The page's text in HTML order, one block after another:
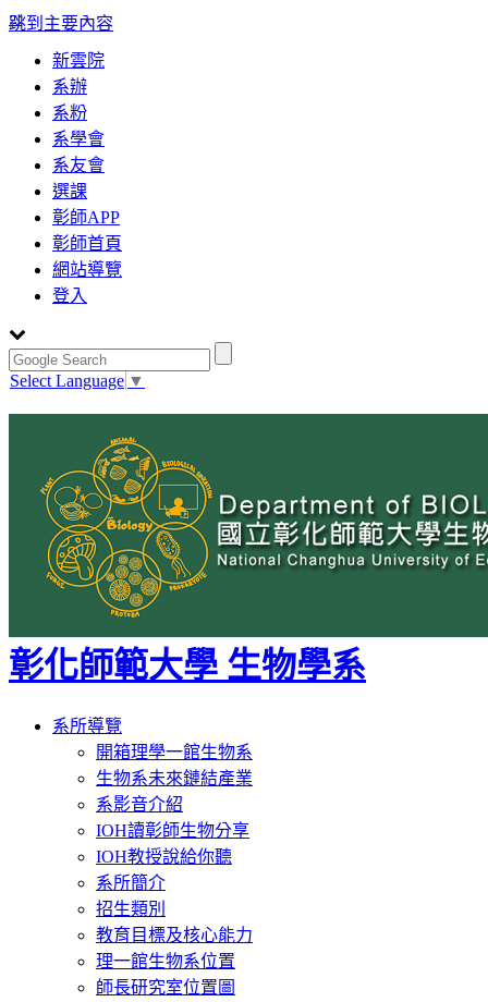
跳到主要內容
:::
新雲院
系辦
系粉
系學會
系友會
選課
彰師APP
彰師首頁
網站導覽
登入
Select Language ▼
彰化師範大學 生物學系
Toggle
navigation
系所導覽
開箱理學一館生物系
生物系未來鏈結產業
系影音介紹
IOH讀彰師生物分享
IOH教授說給你聽
系所簡介
招生類別
教育目標及核心能力
理一館生物系位置
師長研究室位置圖